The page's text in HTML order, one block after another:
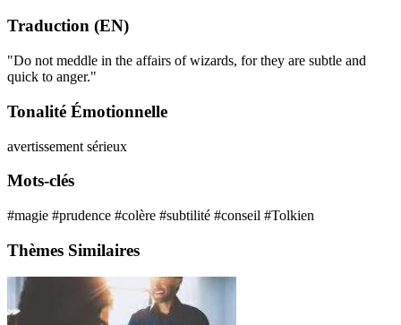
Traduction (EN)
"Do not meddle in the affairs of wizards, for they are subtle and
quick to anger."
Tonalité Émotionnelle
avertissement sérieux
Mots-clés
#magie #prudence #colère #subtilité #conseil #Tolkien
Thèmes Similaires